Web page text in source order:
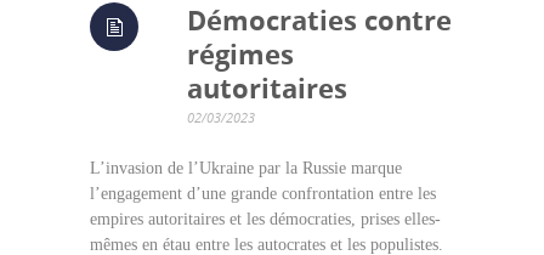
Démocraties contre
régimes
autoritaires
02/03/2023
L’invasion de l’Ukraine par la Russie marque
l’engagement d’une grande confrontation entre les
empires autoritaires et les démocraties, prises elles-
mêmes en étau entre les autocrates et les populistes.